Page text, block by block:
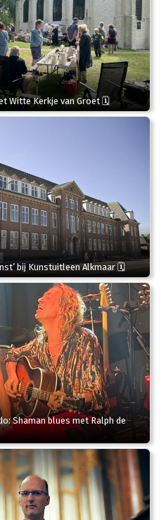
Witte Kerkje van Groet 🗓
bij Kunstuitleen Alkmaar 🗓
Shaman blues met Ralph de